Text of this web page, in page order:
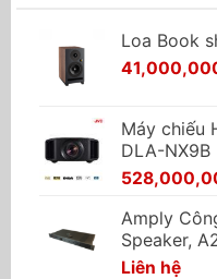
Loa Book
Máy chiếu
DLA-NX9B
Amply
Speaker,
Liên hệ